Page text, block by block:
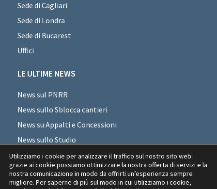
Sede di Cagliari
Sede di Londra
Sede di Bucarest
Uffici
LE ULTIME NEWS
News sul PNRR
News sullo Sblocca cantieri
News su Appalti e Concessioni
News sullo Studio
News sui professionisti
News di settore
News Appalti Romania
Utilizziamo i cookie per analizzare il traffico sul nostro sito web:
grazie ai cookie possiamo ottimizzare la nostra offerta di servizi e la
nostra comunicazione in modo da offrirti un’esperienza sempre
migliore. Per saperne di più sul modo in cui utilizziamo i cookie,